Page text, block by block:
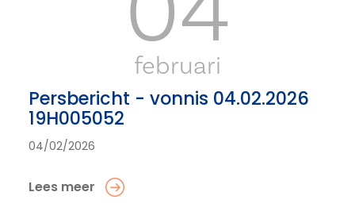
februari
Persbericht - vonnis 04.02.2026
19H005052
04/02/2026
Lees meer